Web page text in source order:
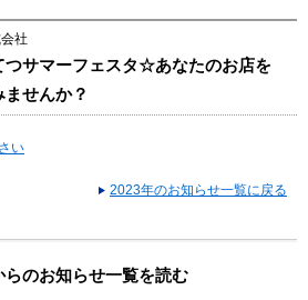
社
つサマーフェスタ☆あなたのお店を
ませんか？
い
2023年のお知らせ一覧に戻る
のお知らせ一覧を読む